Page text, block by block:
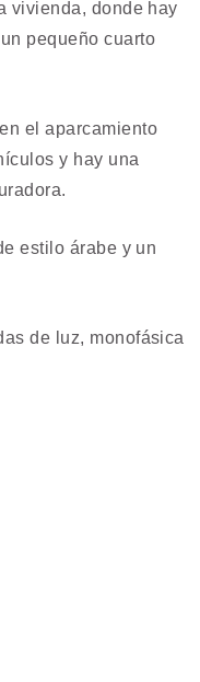
vivienda, donde hay
pequeño cuarto
el aparcamiento
y hay una
estilo árabe y un
de luz, monofásica